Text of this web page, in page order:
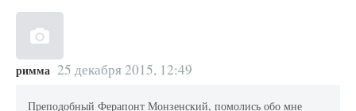
римма 25 декабря 2015, 12:49
Преподобный Ферапонт Монзенский, помолись обо мне